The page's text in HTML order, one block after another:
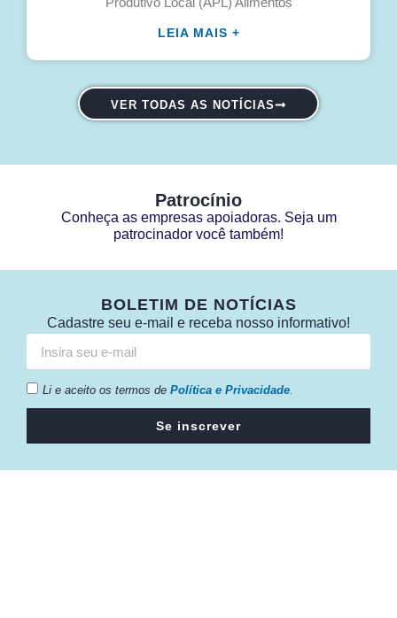
LEIA MAIS +
VER TODAS AS NOTÍCIAS
Patrocínio
Conheça as empresas apoiadoras. Seja um
patrocinador você também!
BOLETIM DE NOTÍCIAS
Cadastre seu e-mail e receba nosso informativo!
Li e aceito os termos de Política e Privacidade.
Se inscrever